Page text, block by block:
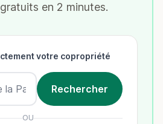
en 2 minutes.
votre copropriété
OU